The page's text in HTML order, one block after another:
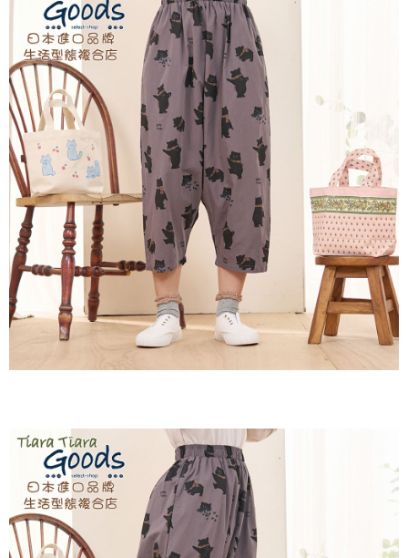
１．簡單：不需註冊會員、不需綁卡、不需儲值。
２．便利：只要手機號碼，簡訊認證，即可結帳。
３．安心：先確認商品／服務後，再付款。
【「AFTEE先享後付」結帳流程】
１．於結帳方式選擇「AFTEE先享後付」後，將跳轉至「AFTEE先享後付」
結帳頁面，進行簡訊認證並確認金額後，即可完成結帳。
２．訂單成立數日內，您將收到繳費通知簡訊。
３．收到繳費通知簡訊後14天內，點擊此簡訊中的連結，可透過四大超商／
ATM／網路銀行／等多元方式進行付款，方視為交易完成。
※ 請注意：結帳手續完成當下不需立刻繳費，但若您需要取消訂單，請聯絡
購買商品的店家。未經商家同意取消之訂單仍視為有效，需透過AFTEE先享
後付繳納相關費用。
※ 交易是否成功請以「AFTEE先享後付 」之結帳頁面顯示為準，若有關於
是否繳費成功／繳費後需取消欲退款等相關疑問，請聯繫「AFTEE先享後付
客戶支援中心」https://netprotections.freshdesk.com/support/home
【注意事項】
１．透過由恩沛科技股份有限公司提供之「AFTEE先享後付」服務完成之交
易，需依本服務之必要範圍內提供個人資料，並將交易相關給付款項請求債
權轉讓予恩沛科技股份有限公司。
２．關於個人資料處理事宜，請瀏覽以下網址：
https://aftee.tw/terms/#terms3
４．使用「AFTEE先享後付」時，將依據個別帳號之用戶狀況，依本公司即
時審查核予不同之上限額度；若仍有額度不足之情形，本公司將視審查結果
請求用戶進行身份認證。
５．嚴禁一人註冊多個帳號或使用他人資訊註冊。若發現惡意使用之情形，
恩沛科技股份有限公司將有權停止該用戶之使用額度並採取法律行動。
運送方式
全家取貨付款
每筆NT$60，滿NT$1,800(含以上)免運費
付款後全家取貨
每筆NT$60，滿NT$1,800(含以上)免運費
7-11取貨付款
每筆NT$60，滿NT$2,000(含以上)免運費
付款後7-11取貨
每筆NT$60，滿NT$2,000(含以上)免運費
黑貓宅急便(包裹尺寸60cm以下)
每筆NT$100，滿NT$2,000(含以上)免運費
黑貓宅急便(包裹尺寸90cm以下)